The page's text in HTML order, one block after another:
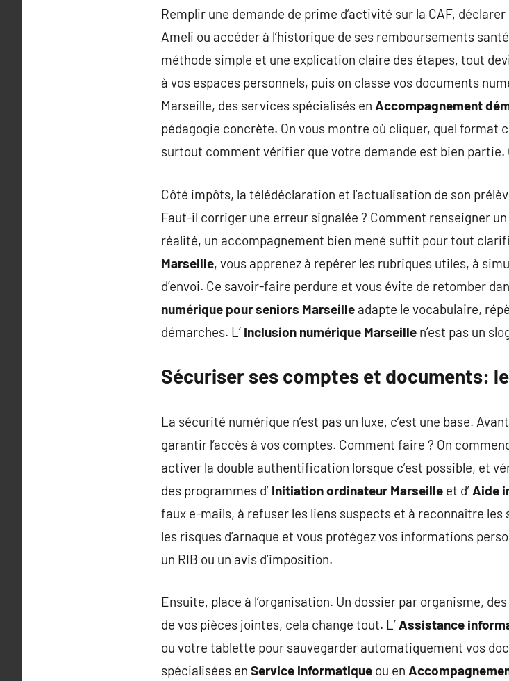
Remplir une demande de prime d’activité sur la CAF,
Ameli ou accéder à l’historique de ses remboursements
méthode simple et une explication claire des étapes, tout
à vos espaces personnels, puis on classe vos documents
Marseille, des services spécialisés en Accompagnement
pédagogie concrète. On vous montre où cliquer, quel
surtout comment vérifier que votre demande est bien
Côté impôts, la télédéclaration et l’actualisation de son
Faut-il corriger une erreur signalée ? Comment renseigner
réalité, un accompagnement bien mené suffit pour tout
Marseille, vous apprenez à repérer les rubriques utiles, à
d’envoi. Ce savoir-faire perdure et vous évite de retomber
numérique pour seniors Marseille adapte le vocabulaire,
démarches. L’ Inclusion numérique Marseille n’est pas un
Sécuriser ses comptes et documents:
La sécurité numérique n’est pas un luxe, c’est une base.
garantir l’accès à vos comptes. Comment faire ? On
activer la double authentification lorsque c’est possible, et
des programmes d’ Initiation ordinateur Marseille et d’ Aide
faux e-mails, à refuser les liens suspects et à reconnaître les
les risques d’arnaque et vous protégez vos informations
un RIB ou un avis d’imposition.
Ensuite, place à l’organisation. Un dossier par organisme,
de vos pièces jointes, cela change tout. L’ Assistance
ou votre tablette pour sauvegarder automatiquement vos
spécialisées en Service informatique ou en